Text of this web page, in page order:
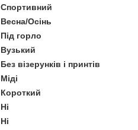
Спортивний
Весна/Осінь
Під горло
Вузький
Без візерунків і принтів
Міді
Короткий
Ні
Ні